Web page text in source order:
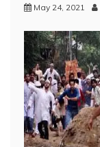
May 24, 2021